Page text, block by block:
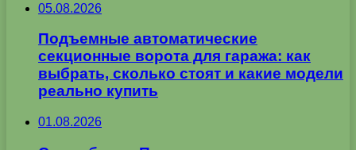
05.08.2026
Подъемные автоматические
секционные ворота для гаража: как
выбрать, сколько стоят и какие модели
реально купить
01.08.2026